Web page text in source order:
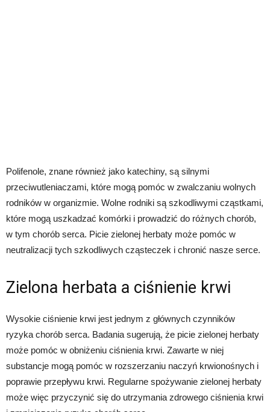
Polifenole, znane również jako katechiny, są silnymi
przeciwutleniaczami, które mogą pomóc w zwalczaniu wolnych
rodników w organizmie. Wolne rodniki są szkodliwymi cząstkami,
które mogą uszkadzać komórki i prowadzić do różnych chorób,
w tym chorób serca. Picie zielonej herbaty może pomóc w
neutralizacji tych szkodliwych cząsteczek i chronić nasze serce.
Zielona herbata a ciśnienie krwi
Wysokie ciśnienie krwi jest jednym z głównych czynników
ryzyka chorób serca. Badania sugerują, że picie zielonej herbaty
może pomóc w obniżeniu ciśnienia krwi. Zawarte w niej
substancje mogą pomóc w rozszerzaniu naczyń krwionośnych i
poprawie przepływu krwi. Regularne spożywanie zielonej herbaty
może więc przyczynić się do utrzymania zdrowego ciśnienia krwi